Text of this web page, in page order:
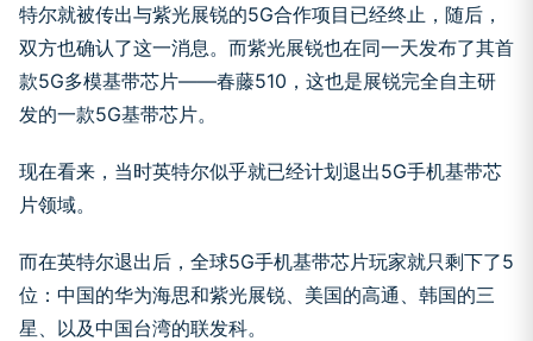
特尔就被传出与紫光展锐的5G合作项目已经终止，随后，
双方也确认了这一消息。而紫光展锐也在同一天发布了其首
款5G多模基带芯片——春藤510，这也是展锐完全自主研
发的一款5G基带芯片。
现在看来，当时英特尔似乎就已经计划退出5G手机基带芯
片领域。
而在英特尔退出后，全球5G手机基带芯片玩家就只剩下了5
位：中国的华为海思和紫光展锐、美国的高通、韩国的三
星、以及中国台湾的联发科。